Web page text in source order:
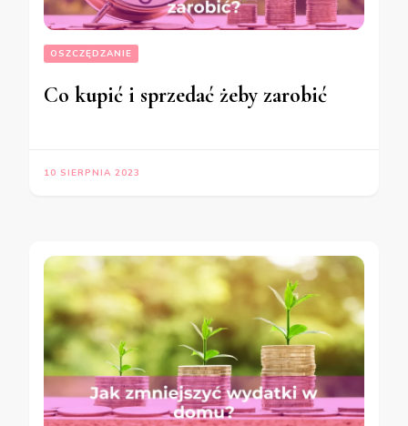
OSZCZĘDZANIE
Co kupić i sprzedać żeby zarobić
10 SIERPNIA 2023